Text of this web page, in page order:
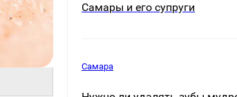
Самары и его супруги
Самара